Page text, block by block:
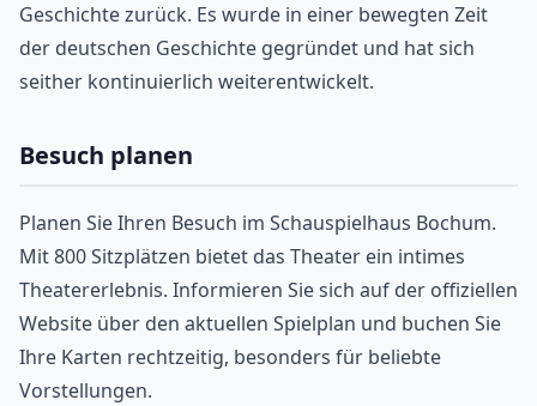
Geschichte zurück. Es wurde in einer bewegten Zeit
der deutschen Geschichte gegründet und hat sich
seither kontinuierlich weiterentwickelt.
Besuch planen
Planen Sie Ihren Besuch im Schauspielhaus Bochum.
Mit 800 Sitzplätzen bietet das Theater ein intimes
Theatererlebnis. Informieren Sie sich auf der offiziellen
Website über den aktuellen Spielplan und buchen Sie
Ihre Karten rechtzeitig, besonders für beliebte
Vorstellungen.